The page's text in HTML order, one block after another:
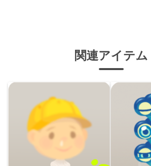
関連アイテム